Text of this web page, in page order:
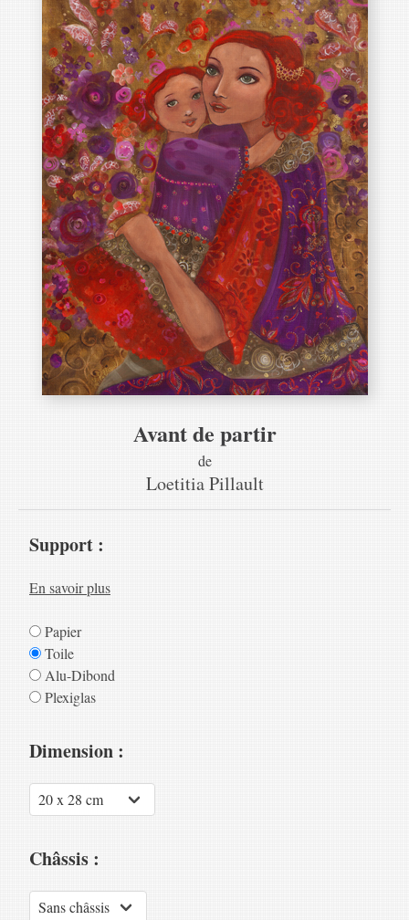
Avant de partir
de
Loetitia Pillault
Support :
En savoir plus
Papier
Toile
Alu-Dibond
Plexiglas
Dimension :
Châssis :